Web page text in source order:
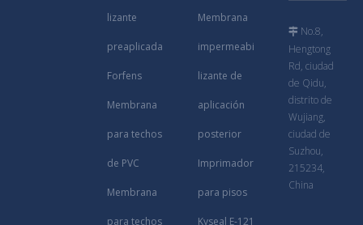
lizante
preaplicada
Forfens
Membrana
para techos
de PVC
Membrana
para techos
Membrana
impermeabi
lizante de
aplicación
posterior
Imprimador
para pisos
Kyseal E-121
 No.8,
Hengtong
Rd, ciudad
de Qidu,
distrito de
Wujiang,
ciudad de
Suzhou,
215234,
China